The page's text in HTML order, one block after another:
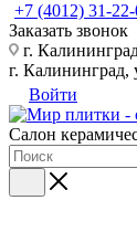
+7 (4012) 31-
Заказать звонок
г.
г. Калининград,
Войти
Салон